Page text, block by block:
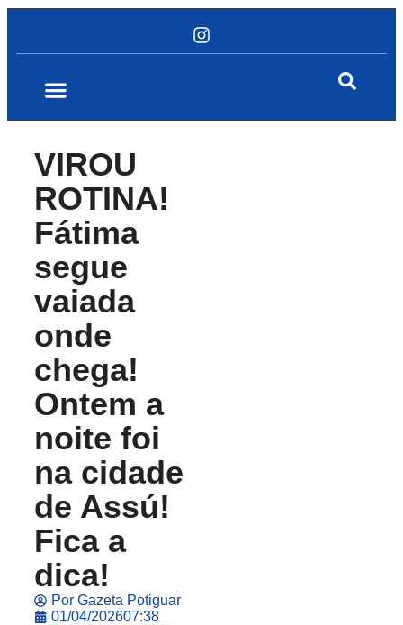
VIROU
ROTINA!
Fátima
segue
vaiada
onde
chega!
Ontem a
noite foi
na cidade
de Assú!
Fica a
dica!
Por Gazeta Potiguar
01/04/202607:38